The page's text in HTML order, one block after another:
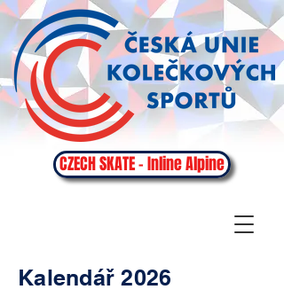
CZECH SKATE - Inline Alpine
Kalendář 2026